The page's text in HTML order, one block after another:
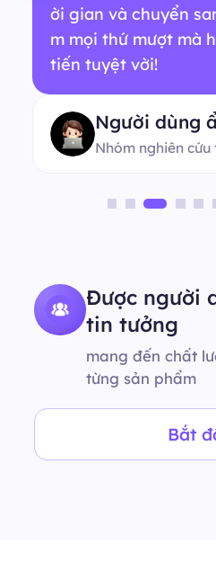
ời gian và chuyển
m mọi thứ mượt mà
tiến tuyệt vời!
Người dùng
Nhóm nghiên
Được người
tin tưởng
mang đến chất
từng sản phẩm
Bắt